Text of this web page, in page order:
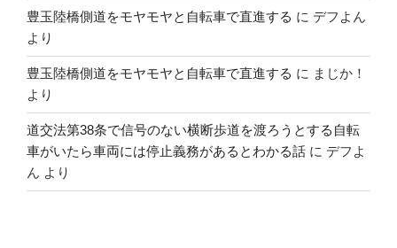
豊玉陸橋側道をモヤモヤと自転車で直進する に デフよん
より
豊玉陸橋側道をモヤモヤと自転車で直進する に まじか！
より
道交法第38条で信号のない横断歩道を渡ろうとする自転
車がいたら車両には停止義務があるとわかる話 に デフよ
ん より